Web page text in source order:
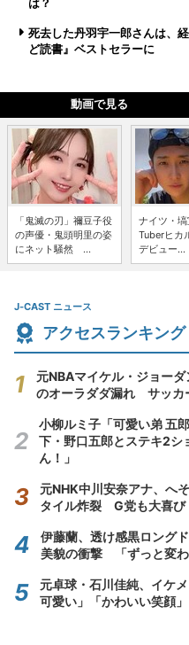
死去した丹羽宇一郎さんは、
ど読書』ベストセラーに
動画で見る
「鬼滅の刃」禰豆子役
の声優・鬼頭明里の姿
にネット騒然 ...
ナイツ・
Tuberヒカ
デビュー...
J-CAST ニュース
アクセスランキング
元NBAマイケル・ジョー
のオーラダダ漏れ サッカ
小柳ルミ子「可愛い弟 五
下・野口五郎とステキ2
ん！」
元NHK中川安奈アナ、へ
タイル炸裂 G党も大喜び
伊藤蘭、透け感黒ロング
美貌の衝撃 「ずっと変わ
元卓球・石川佳純、イケ
可愛い」「かわいい笑顔